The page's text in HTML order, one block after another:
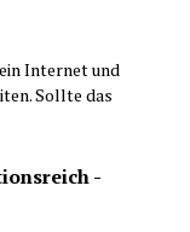
Internet und
Sollte das
-